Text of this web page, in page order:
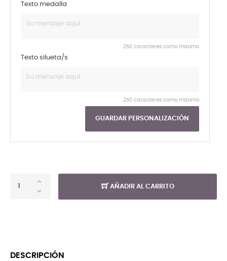
Texto medalla
250 caracteres como máximo
Texto silueta/s
250 caracteres como máximo
GUARDAR PERSONALIZACIÓN
AÑADIR AL CARRITO
DESCRIPCIÓN